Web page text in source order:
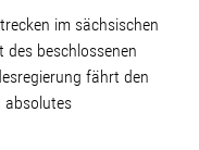
im sächsischen
beschlossenen
fährt den
absolutes